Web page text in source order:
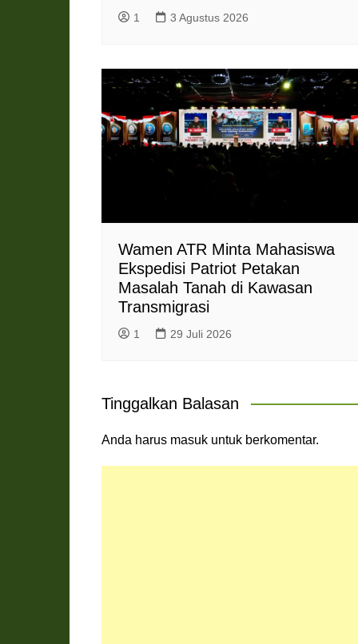
1 3 Agustus 2026
Wamen ATR Minta Mahasiswa
Ekspedisi Patriot Petakan
Masalah Tanah di Kawasan
Transmigrasi
1 29 Juli 2026
Tinggalkan Balasan
Anda harus masuk untuk berkomentar.